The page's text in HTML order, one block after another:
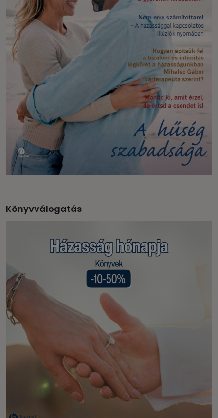
Könyvválogatás